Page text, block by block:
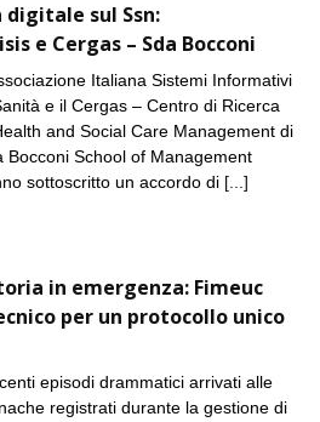
sul Ssn:
e Cergas – Sda Bocconi
Italiana Sistemi Informativi
e il Cergas – Centro di Ricerca
and Social Care Management di
Bocconi School of Management
sottoscritto un accordo di [...]
in emergenza: Fimeuc
per un protocollo unico
episodi drammatici arrivati alle
registrati durante la gestione di